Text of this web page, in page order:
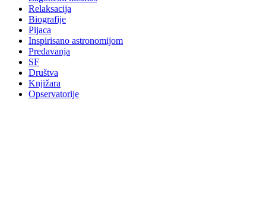
Relaksacija
Biografije
Pijaca
Inspirisano astronomijom
Predavanja
SF
Društva
Knjižara
Opservatorije